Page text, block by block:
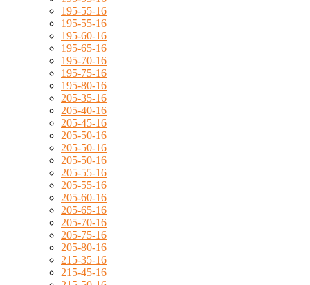
195-55-16
195-55-16
195-60-16
195-65-16
195-70-16
195-75-16
195-80-16
205-35-16
205-40-16
205-45-16
205-50-16
205-50-16
205-50-16
205-55-16
205-55-16
205-60-16
205-65-16
205-70-16
205-75-16
205-80-16
215-35-16
215-45-16